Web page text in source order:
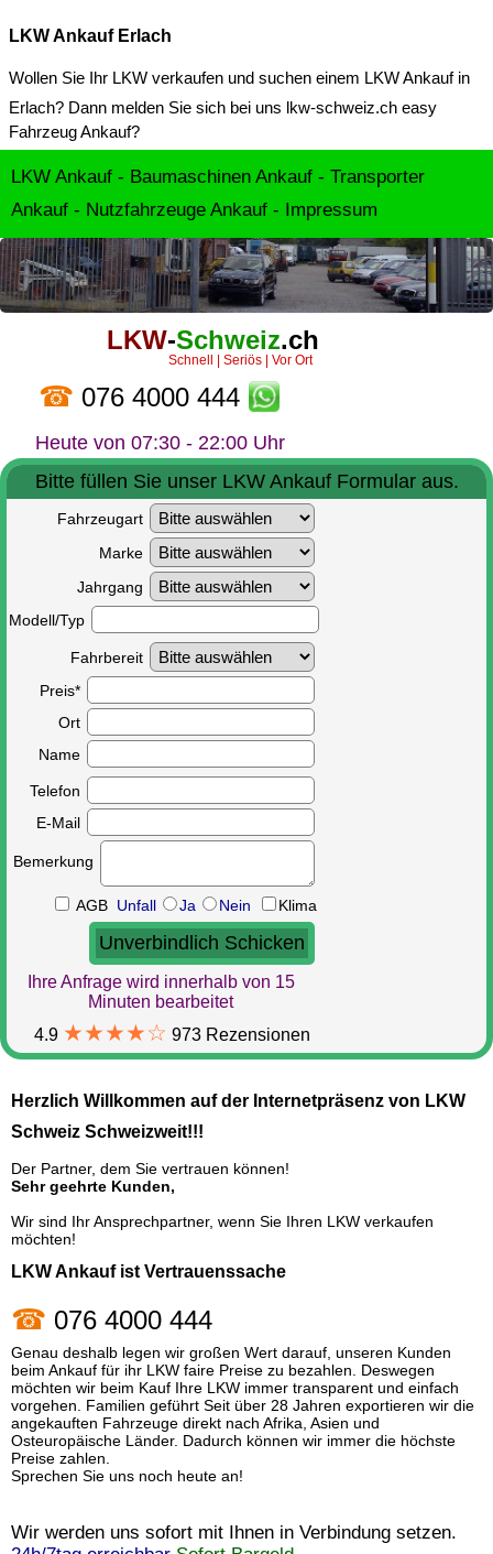
LKW Ankauf Erlach
Wollen Sie Ihr LKW verkaufen und suchen einem LKW Ankauf in
Erlach? Dann melden Sie sich bei uns lkw-schweiz.ch easy
Fahrzeug Ankauf?